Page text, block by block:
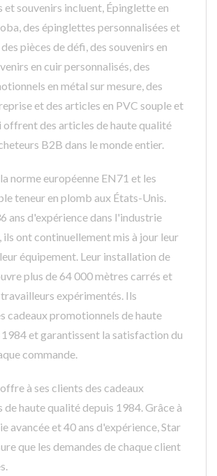
souvenirs incluent, Épinglette en
des épinglettes personnalisées et
pièces de défi, des souvenirs en
en cuir personnalisés, des
en métal sur mesure, des
et des articles en PVC souple et
offrent des articles de haute qualité
B2B dans le monde entier.
norme européenne EN71 et les
teneur en plomb aux États-Unis.
ans d'expérience dans l'industrie
ont continuellement mis à jour leur
équipement. Leur installation de
plus de 64 000 mètres carrés et
expérimentés. Ils
cadeaux promotionnels de haute
et garantissent la satisfaction du
commande.
à ses clients des cadeaux
haute qualité depuis 1984. Grâce à
avancée et 40 ans d'expérience, Star
que les demandes de chaque client